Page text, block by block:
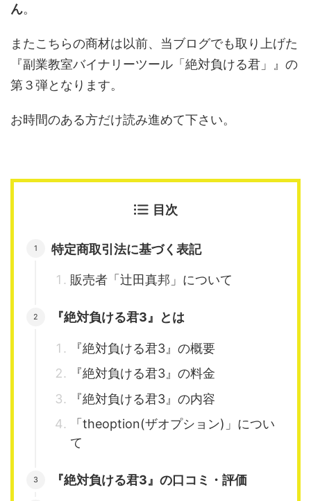
ん。
またこちらの商材は以前、当ブログでも取り上げた
『副業教室バイナリーツール「絶対負ける君」』の
第３弾となります。
お時間のある方だけ読み進めて下さい。
目次
特定商取引法に基づく表記
販売者「辻田真邦」について
『絶対負ける君3』とは
『絶対負ける君3』の概要
『絶対負ける君3』の料金
『絶対負ける君3』の内容
「theoption(ザオプション)」につい
て
『絶対負ける君3』の口コミ・評価